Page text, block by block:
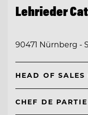
Lehrieder
90471 Nürnberg -
HEAD OF
CHEF DE